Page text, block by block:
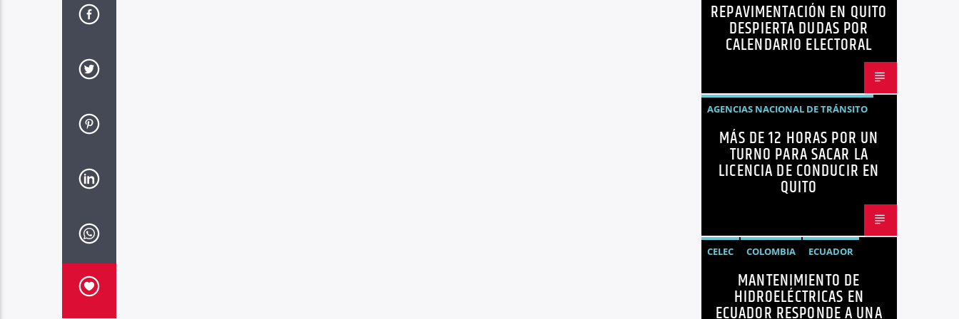
NOTICIAS OPINIÓN
QUITO
REPAVIMENTACIÓN
REPAVIMENTACIÓN EN QUITO
DESPIERTA DUDAS POR
CALENDARIO ELECTORAL
AGENCIAS NACIONAL DE TRÁNSITO
ECUADOR
LICENCIAS NOTICIAS
MÁS DE 12 HORAS POR UN
TURNO PARA SACAR LA
LICENCIA DE CONDUCIR EN
QUITO
CELEC COLOMBIA
ECUADOR
ENERGÍA
HIDROELÉCTRICAS
NOTICIAS
MANTENIMIENTO DE
HIDROELÉCTRICAS EN
ECUADOR RESPONDE A UNA